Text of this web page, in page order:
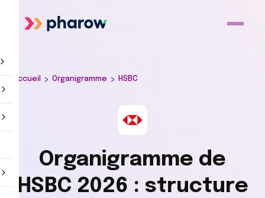
Accueil > Organigramme > HSBC
Organigramme de
HSBC 2026 : structure